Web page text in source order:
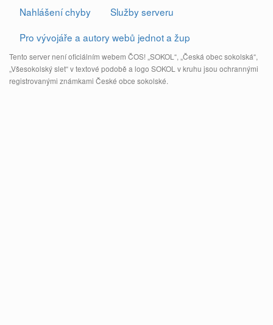
Nahlášení chyby
Služby serveru
Pro vývojáře a autory webů jednot a žup
Tento server není oficiálním webem ČOS! „SOKOL“, „Česká obec sokolská“,
„Všesokolský slet“ v textové podobě a logo SOKOL v kruhu jsou ochrannými
registrovanými známkami České obce sokolské.